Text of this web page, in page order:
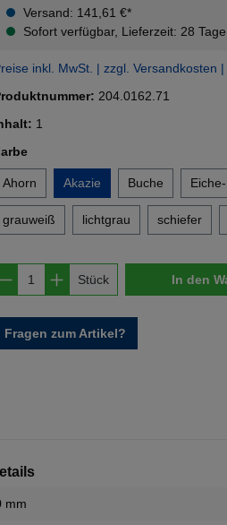
Versand: 141,61 €*
Sofort verfügbar, Lieferzeit: 28 Tage
inkl. MwSt. | zzgl. Versandkosten
204.0162.71
1
auswählen
Ahorn Akazie Buche
grauweiß lichtgrau schiefer
Produkt Anzahl: Gib
Stück In den
Fragen zum Artikel?
mm